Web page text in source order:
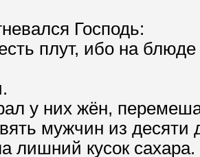
Господь:
плут, ибо на
у них жён,
мужчин из
лишний кусок сахара.